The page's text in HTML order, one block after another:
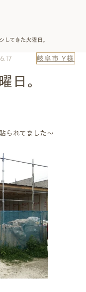
してきた火曜日。
岐阜市 Y様
日。
られてました～